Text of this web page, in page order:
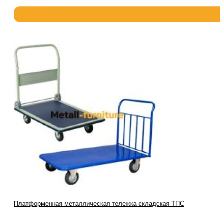
Платформенная металлическая тележка складская ТПС